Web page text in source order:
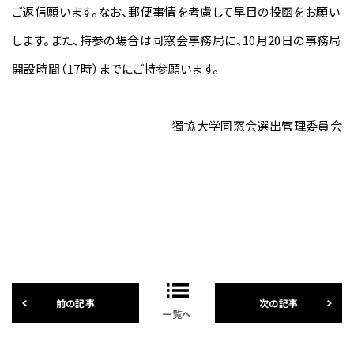
ご返信願います。なお、郵便事情を考慮して早目の投函をお願い
します。また、持参の場合は同窓会事務局に、10月20日の事務局
開設時間（17時）までにご持参願います。
獨協大学同窓会選出管理委員会
一覧へ